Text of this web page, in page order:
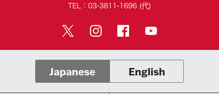
TEL：03-3811-1696 (代)
Japanese English